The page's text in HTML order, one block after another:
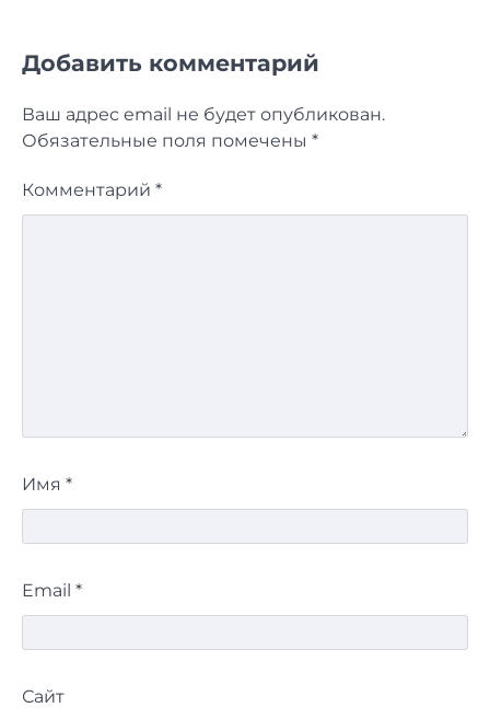
Добавить комментарий
Ваш адрес email не будет опубликован.
Обязательные поля помечены *
Комментарий *
Имя *
Email *
Сайт